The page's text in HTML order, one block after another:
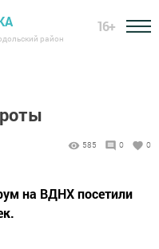
район
16+
585 0 0
на ВДНХ посетили